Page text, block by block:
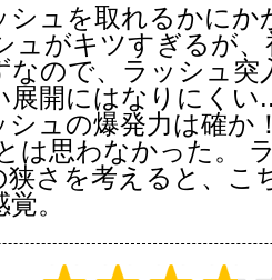
シュを取れるかにか
ュがキツすぎるが
なので、ラッシュ突
展開にはなりにくい
ュの爆発力は確か
は思わなかった。
狭さを考えると、こ
。